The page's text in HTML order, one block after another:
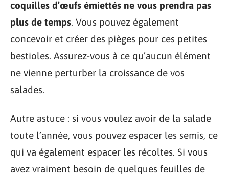
coquilles d’œufs émiettés ne vous prendra pas
plus de temps. Vous pouvez également
concevoir et créer des pièges pour ces petites
bestioles. Assurez-vous à ce qu’aucun élément
ne vienne perturber la croissance de vos
salades.
Autre astuce : si vous voulez avoir de la salade
toute l’année, vous pouvez espacer les semis, ce
qui va également espacer les récoltes. Si vous
avez vraiment besoin de quelques feuilles de